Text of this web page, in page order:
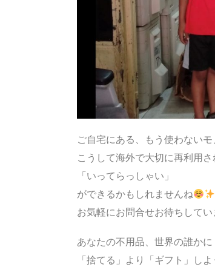
ご自宅にある、もう使わないモ
こうして海外で大切に再利用
「いってらっしゃい」
ができるかもしれませんね
お気軽にお問合せお待ちしてい
あなたの不用品、世界の誰か
「捨てる」より「ギフト」しよ